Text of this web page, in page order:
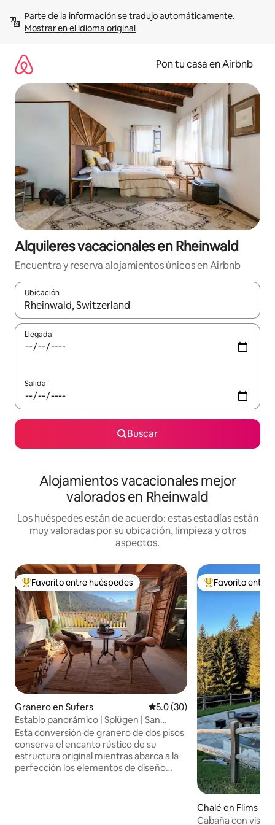
contenidoMostrar en el idioma original
Pon tu casa en Airbnb
Alquileres vacacionales en Rheinwald
Encuentra y reserva alojamientos únicos en Airbnb
Ubicación
Cuando los resultados estén disponibles, navega con las
Llegada
Salida
Buscar
Alojamientos vacacionales mejor
valorados en Rheinwald
Los huéspedes están de acuerdo: estas estadías están
muy valoradas por su ubicación, limpieza y otros
aspectos.
Favorito entre huéspedes preferido
Favorito entre huéspedes
Granero en Sufers Calificación promedio: 5.0 de
5.0 (30)
Establo panorámico | Splügen | San
Bernardino | Viamala
Esta conversión de granero de dos pisos
conserva el encanto rústico de su
estructura original mientras abarca a la
perfección los elementos de diseño
Favorito entre
Favorito entre
Chalé en Flims
Cabaña con